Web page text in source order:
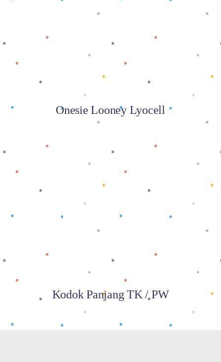
Baca selengkapnya
Onesie Looney Lyocell
Baca selengkapnya
Kodok Panjang TK / PW